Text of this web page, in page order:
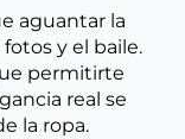
aguantar la
y el baile.
permitirte
real se
la ropa.